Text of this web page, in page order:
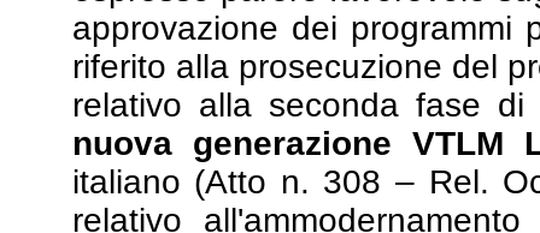
approvazione dei programmi
riferito alla prosecuzione del
relativo alla seconda fase
nuova generazione VTLM
italiano (Atto n. 308 – Rel.
relativo